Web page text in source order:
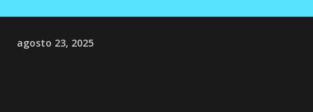
agosto 23, 2025